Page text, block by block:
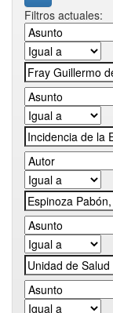
Filtros actuales: